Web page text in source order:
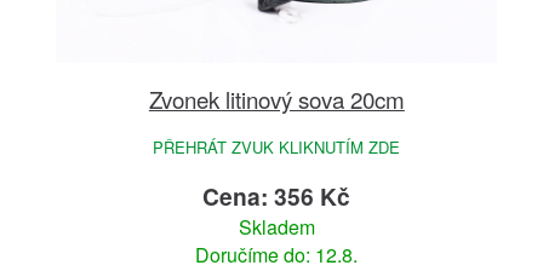
Zvonek litinový sova 20cm
PŘEHRÁT ZVUK KLIKNUTÍM ZDE
Cena: 356 Kč
Skladem
Doručíme do: 12.8.